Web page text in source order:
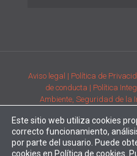
Aviso legal | Política de
de conducta | Política
Ambiente, Seguridad de la
de productos| Comunicación
prestación
Desarrollado porAlpe Creativa
Este sitio web utiliza cookies
correcto funcionamiento,
por parte del usuario. Puede
cookies en Política de cookies .